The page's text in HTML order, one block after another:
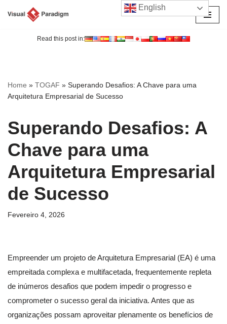
Read this post in:
Home » TOGAF » Superando Desafios: A Chave para uma
Arquitetura Empresarial de Sucesso
Superando Desafios: A
Chave para uma
Arquitetura Empresarial
de Sucesso
Fevereiro 4, 2026
Empreender um projeto de Arquitetura Empresarial (EA) é uma
empreitada complexa e multifacetada, frequentemente repleta
de inúmeros desafios que podem impedir o progresso e
comprometer o sucesso geral da iniciativa. Antes que as
organizações possam aproveitar plenamente os benefícios de
English